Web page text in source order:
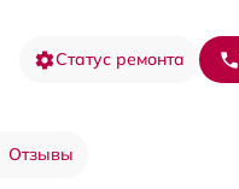
Статус ремонта
Отзывы